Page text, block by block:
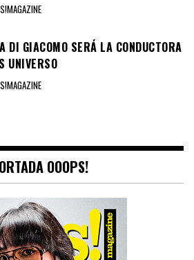
DI GIACOMO SERÁ LA CONDUCTORA
UNIVERSO
OOOPS!